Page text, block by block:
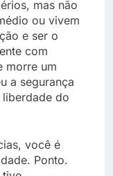
mas não
ou vivem
e ser o
com
morre um
a segurança
do
você é
Ponto.